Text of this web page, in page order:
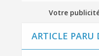
Votre
ARTICLE PARU